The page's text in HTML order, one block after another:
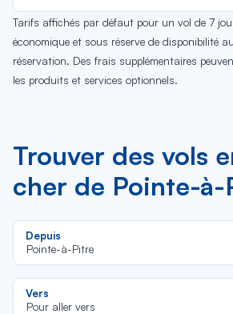
Tarifs affichés par défaut pour un vol de 7
économique et sous réserve de disponibilité
réservation. Des frais supplémentaires
les produits et services optionnels.
Trouver des vols
cher de Pointe-à-
Depuis
Pointe-à-Pitre
Vers
Pour aller vers